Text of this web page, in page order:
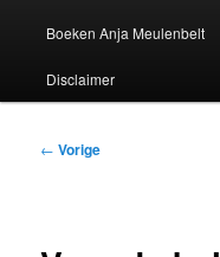
Boeken Anja Meulenbelt
Disclaimer
Bericht
← Vorige